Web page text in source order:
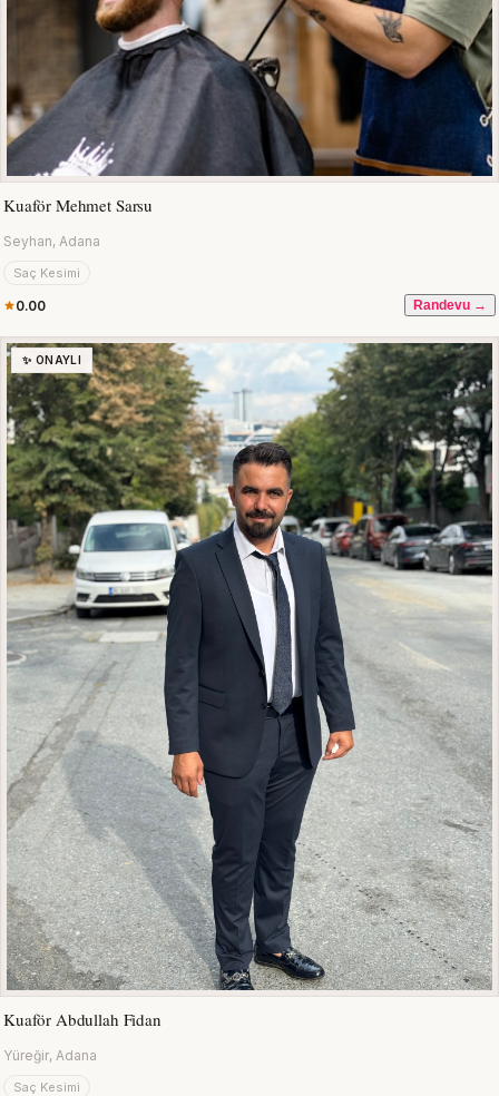
Kuaför Mehmet Sarsu
Seyhan, Adana
Saç Kesimi
0.00 Randevu →
✨ ONAYLI
Kuaför Abdullah Fidan
Yüreğir, Adana
Saç Kesimi